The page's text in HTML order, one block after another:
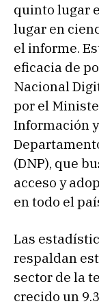
quinto lugar
lugar en
el informe.
eficacia de
Nacional
por el
Información
(DNP), que
acceso y
en todo el
Las
respaldan
sector de la
crecido un